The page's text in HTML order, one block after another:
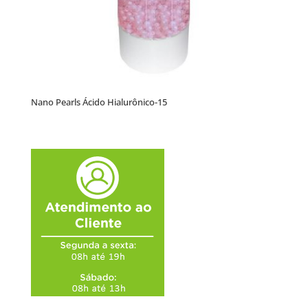
Nano Pearls Ácido Hialurônico-15